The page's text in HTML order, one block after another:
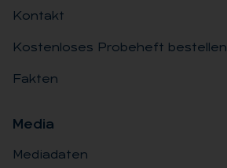
Kontakt
Kostenloses Probeheft bestellen
Fakten
Me­dia
Mediadaten